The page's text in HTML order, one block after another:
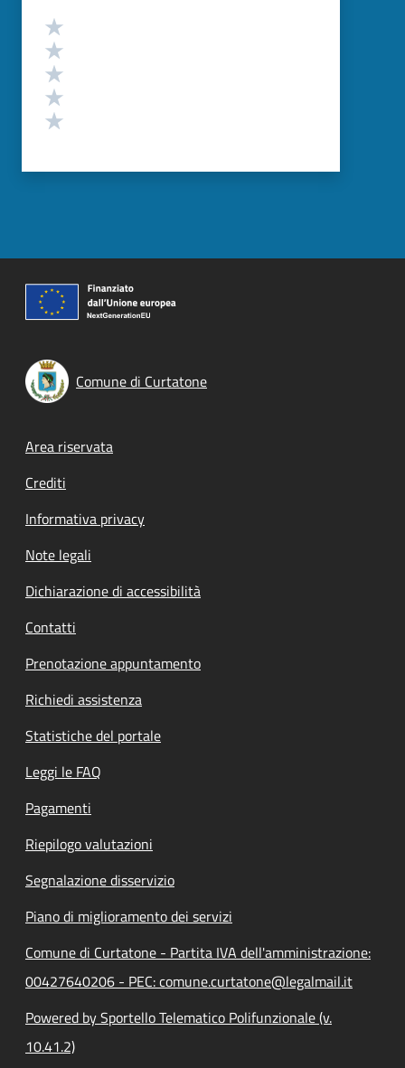
Valutazione
Comune di Curtatone
Footer menu
Area riservata
Crediti
Informativa privacy
Note legali
Dichiarazione di accessibilità
Contatti
Prenotazione appuntamento
Richiedi assistenza
Statistiche del portale
Leggi le FAQ
Pagamenti
Riepilogo valutazioni
Segnalazione disservizio
Piano di miglioramento dei servizi
Comune di Curtatone - Partita IVA dell'amministrazione:
00427640206 - PEC: comune.curtatone@legalmail.it
Powered by Sportello Telematico Polifunzionale (v.
10.41.2)